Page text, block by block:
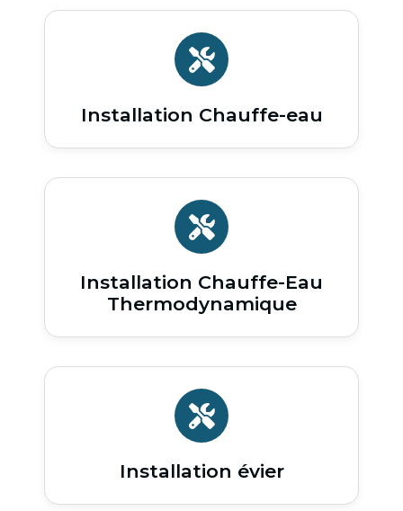
Installation Chauffe-eau
Installation Chauffe-Eau
Thermodynamique
Installation évier